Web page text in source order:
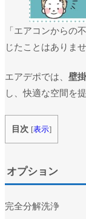
「エアコンからの
じたことはありま
エアデポでは、 壁
し、快適な空間を
目次 [表示]
オプション
完全分解洗浄